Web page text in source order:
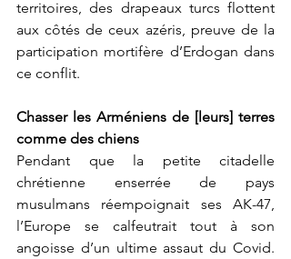
territoires, des drapeaux turcs flottent
aux côtés de ceux azéris, preuve de la
participation mortifère d’Erdogan dans
ce conflit.
Chasser les Arméniens de [leurs] terres
comme des chiens
Pendant que la petite citadelle
chrétienne enserrée de pays
musulmans réempoignait ses AK-47,
l’Europe se calfeutrait tout à son
angoisse d’un ultime assaut du Covid.